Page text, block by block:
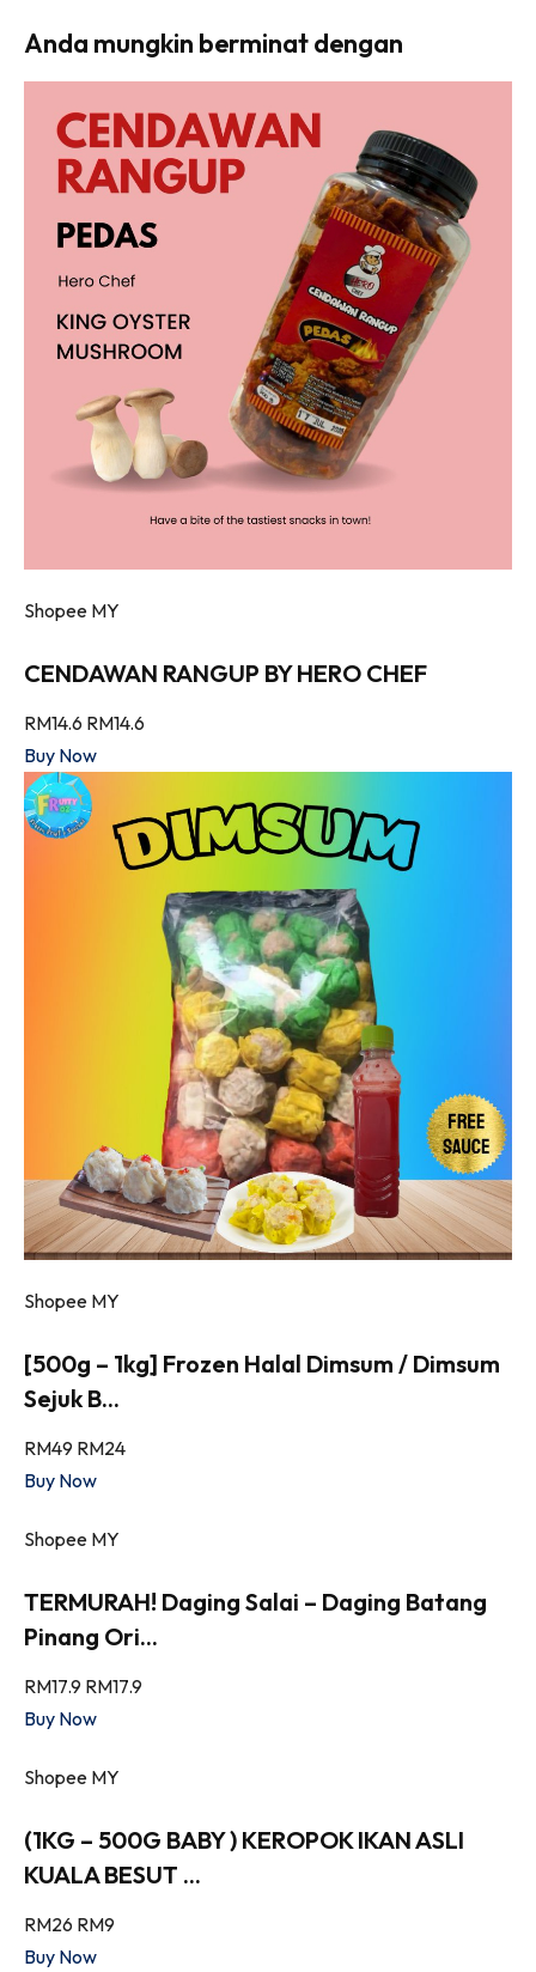
Anda mungkin berminat dengan
Shopee MY
CENDAWAN RANGUP BY HERO CHEF
RM14.6 RM14.6
Buy Now
Shopee MY
[500g – 1kg] Frozen Halal Dimsum / Dimsum
Sejuk B...
RM49 RM24
Buy Now
Shopee MY
TERMURAH! Daging Salai – Daging Batang
Pinang Ori...
RM17.9 RM17.9
Buy Now
Shopee MY
(1KG – 500G BABY ) KEROPOK IKAN ASLI
KUALA BESUT ...
RM26 RM9
Buy Now